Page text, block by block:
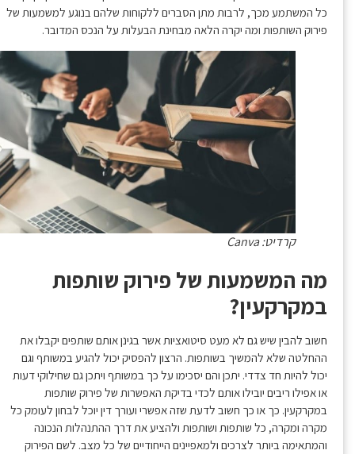
כל המשתמע מכך, לרבות מתן הסברים ללקוחות שלהם בנוגע למשמעות של
פירוק השותפות ומה יקרה הלאה מבחינת הבעלות על הנכס המדובר.
קרדיט: Canva
מה המשמעות של פירוק שותפות
במקרקעין?
חשוב להבין שיש גם לא מעט סיטואציות אשר בגינן אותם שותפים יקבלו את
ההחלטה שלא להמשיך בשותפות. הרצון להפסיק יכול להגיע במשותף וגם
יכול להיות חד צדדי. יתכן והם יסכימו על כך במשותף ויתכן גם שחילוקי דעות
או אפילו ריבים יובילו אותם לכדי בדיקת האפשרות של פירוק שותפות
במקרקעין. כך או כך חשוב לדעת שזה אפשרי ועורך דין יוכל לבחון לעומק כל
מקרה ומקרה, כל שותפות ושותפות ולהציע את דרך ההתנהלות הנכונה
והמתאימה ביותר לצרכים ולמאפיינים הייחודיים של כל מצב. לשם הפירוק